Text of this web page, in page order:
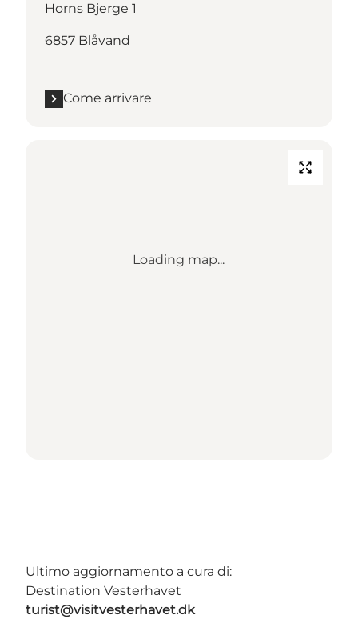
Horns Bjerge 1
6857 Blåvand
Come arrivare
Loading map...
Ultimo aggiornamento a cura di:
Destination Vesterhavet
turist@visitvesterhavet.dk